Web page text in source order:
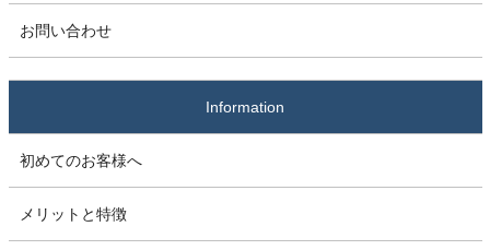
お問い合わせ
Information
初めてのお客様へ
メリットと特徴